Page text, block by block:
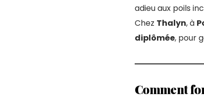
adieu aux poils
Chez Thalyn, à
diplômée, pour
Comment